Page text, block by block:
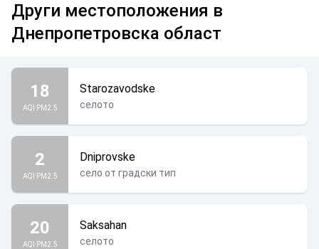
Други местоположения в
Днепропетровска област
18
AQI PM2.5
Starozavodske
селото
2
AQI PM2.5
Dniprovske
село от градски тип
20
AQI PM2.5
Saksahan
селото